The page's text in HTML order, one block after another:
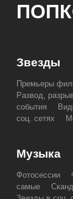
Звезды
Премьеры
Развод,
события
соц. сетях
Музыка
Фотосессии
самые